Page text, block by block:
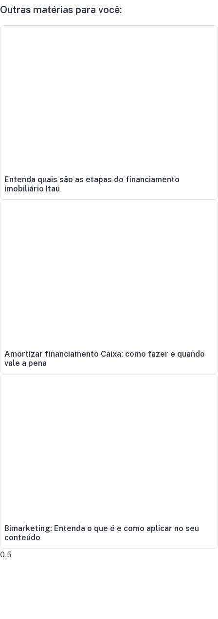
Outras matérias para você:
Entenda quais são as etapas do financiamento
imobiliário Itaú
Amortizar financiamento Caixa: como fazer e quando
vale a pena
Bimarketing: Entenda o que é e como aplicar no seu
conteúdo